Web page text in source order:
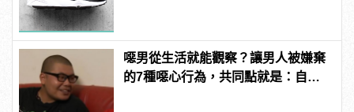
噁男從生活就能觀察？讓男人被嫌棄
的7種噁心行為，共同點就是：自以